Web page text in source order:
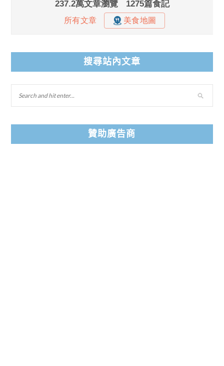
搜尋站內文章
贊助廣告商